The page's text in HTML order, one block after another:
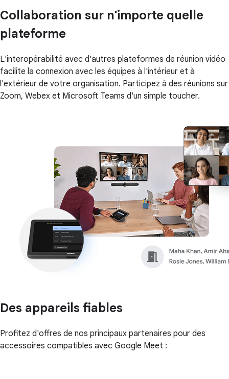
Collaboration sur n'importe quelle
plateforme
L'interopérabilité avec d'autres plateformes de réunion vidéo
facilite la connexion avec les équipes à l'intérieur et à
l'extérieur de votre organisation. Participez à des réunions sur
Zoom, Webex et Microsoft Teams d'un simple toucher.
Des appareils fiables
Profitez d'offres de nos principaux partenaires pour des
accessoires compatibles avec Google Meet :